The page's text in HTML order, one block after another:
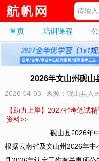
首页 培训课程
2026年文山州砚山
2026-04-03 来源：砚山县人
【助力上岸】2027省考笔试
资料>>
砚山县2026年
根据云南省及文山州2026年中